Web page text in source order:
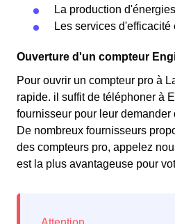
La production
Les services d'efficacité
Ouverture d'un compteur
Pour ouvrir un compteur pro à
rapide. il suffit de téléphoner à
fournisseur pour leur
De nombreux fournisseurs
des compteurs pro, appelez
est la plus avantageuse pour